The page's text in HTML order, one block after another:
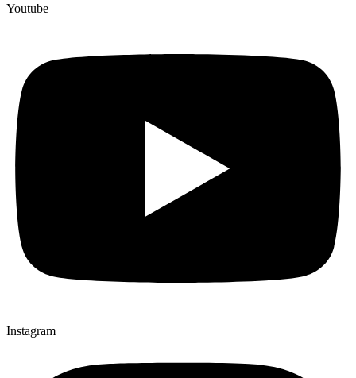
Youtube
Instagram